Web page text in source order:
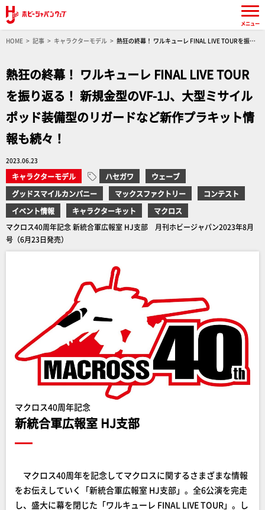
HOME 記事 キャラクターモデル
熱狂の終幕！ ワルキューレ FINAL LIVE TOURを振り
熱狂の終幕！ ワルキューレ FINAL LIVE TOUR
を振り返る！ 新規金型のVF-1J、大型ミサイル
ポッド装備型のリガードなど新作プラキット情
報も続々！
2023.06.23
キャラクターモデル ハセガワ
ウェーブ
グッドスマイルカンパニー
マックスファクトリー
コンテスト
イベント情報
キャラクターキット
マクロス
マクロス40周年記念 新統合軍広報室 HJ支部 月刊ホビージャパン2023年8月
号（6月23日発売）
マクロス40周年記念
新統合軍広報室 HJ支部
マクロス40周年を記念してマクロスに関するさまざまな情報
をお伝えしていく「新統合軍広報室 HJ支部」。全6公演を完走
し、盛大に幕を閉じた「ワルキューレ FINAL LIVE TOUR」。し
メニュー